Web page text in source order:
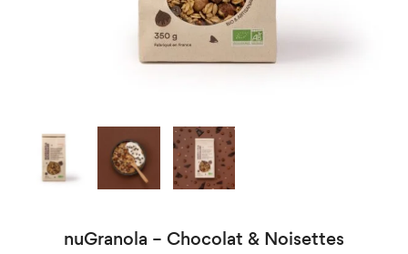
nuGranola – Chocolat & Noisettes